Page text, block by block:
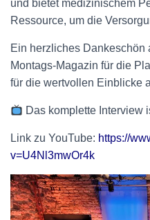
und bietet medizinischem
Ressource, um die
Ein herzliches Dankeschön
Montags-Magazin für die
für die wertvollen Einblicke
Das komplette Interview
Link zu YouTube: https://
v=U4Nl3mwOr4k